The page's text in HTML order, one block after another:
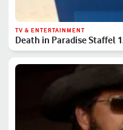
TV & ENTERTAINMENT
Death in Paradise Staffel